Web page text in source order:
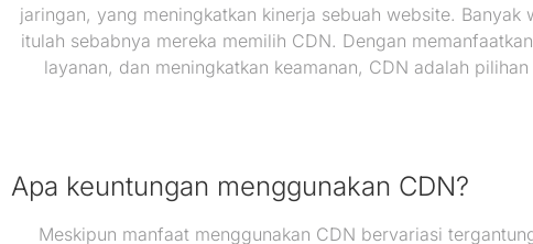
jaringan, yang meningkatkan kinerja sebuah website.
itulah sebabnya mereka memilih CDN. Dengan
layanan, dan meningkatkan keamanan, CDN adalah
Apa keuntungan menggunakan CDN?
Meskipun manfaat menggunakan CDN bervariasi